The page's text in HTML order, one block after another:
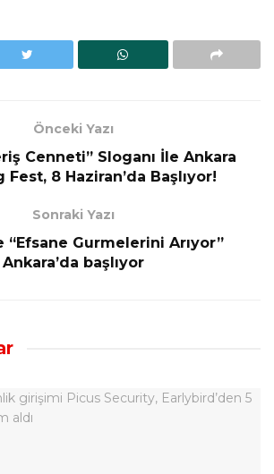
Önceki Yazı
Cenneti” Sloganı İle Ankara
Fest, 8 Haziran’da Başlıyor!
Sonraki Yazı
“Efsane Gurmelerini Arıyor”
Ankara’da başlıyor